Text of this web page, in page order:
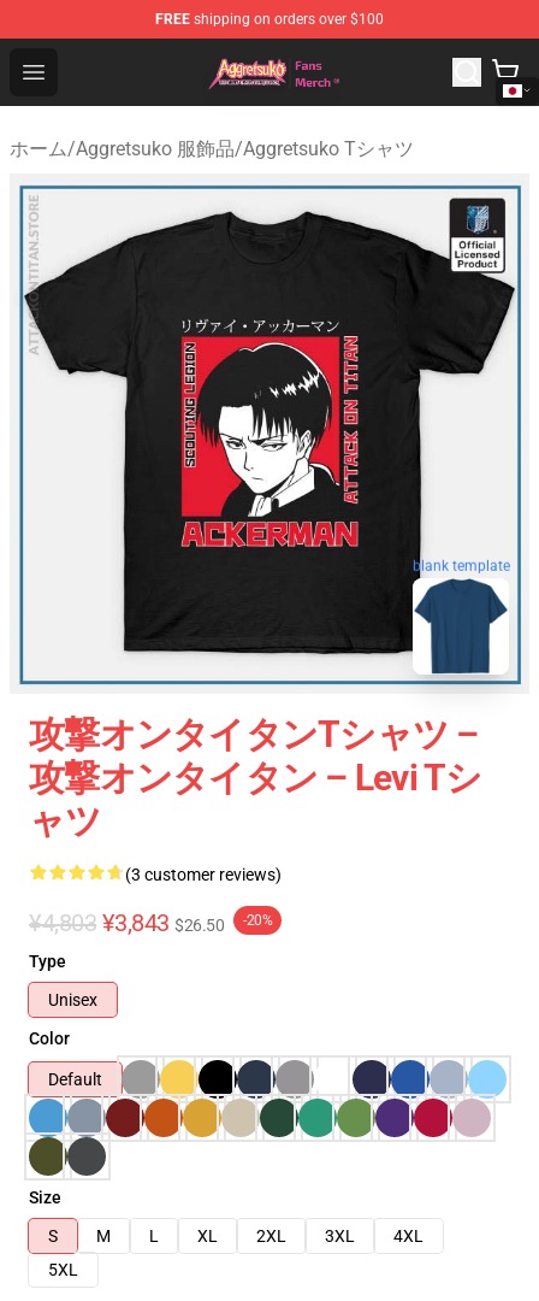
FREE shipping on orders over $100
Open menu
Aggretsuko Store - Official Aggretsuko Merchandise
ホーム/Aggretsuko 服飾品/Aggretsuko Tシャツ
blank template
攻撃オンタイタンTシャツ –
攻撃オンタイタン – Levi Tシ
ャツ
(3 customer reviews)
¥4,803 ¥3,843 $26.50 -20%
Type
Unisex
Color
Default
Size
S
M L XL 2XL 3XL
4XL
5XL